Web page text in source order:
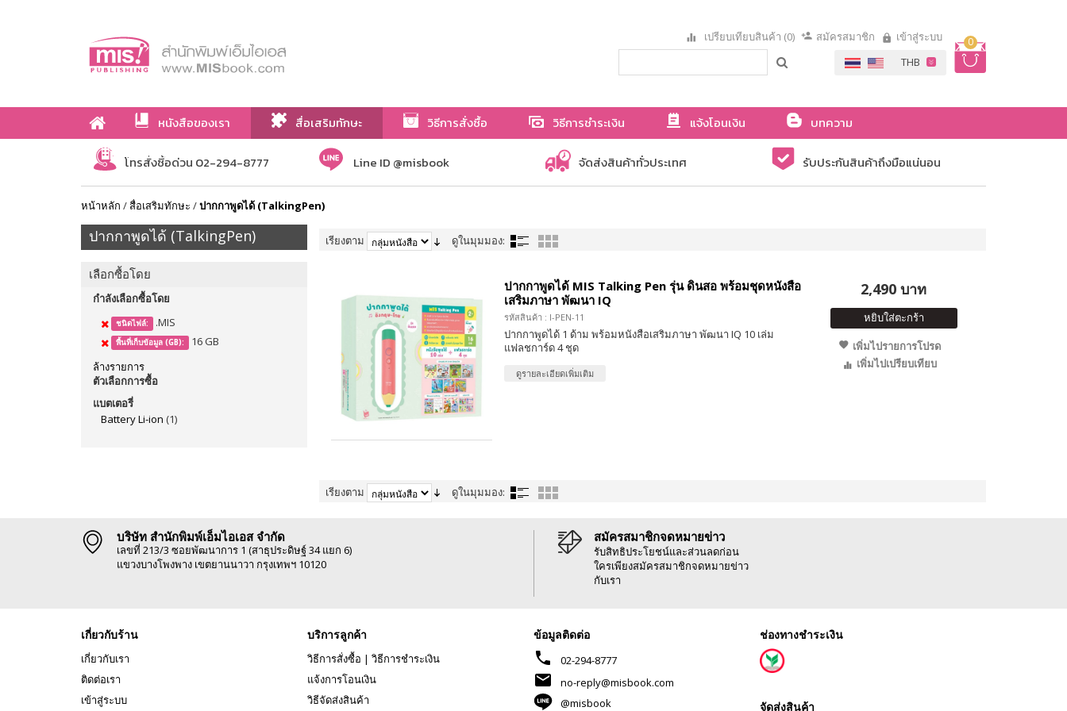
0
เปรียบเทียบสินค้า (0) สมัครสมาชิก เข้าสู่ระบบ
หนังสือของเรา สื่อเสริมทักษะ วิธีการสั่งซื้อ วิธีการชำระเงิน แจ้งโอนเงิน
บทความ
เกี่ยวกับเรา
โทรสั่งซื้อด่วน 02-294-8777 Line ID @misbook จัดส่งสินค้าทั่วประเทศ รับประกันสินค้าถึงมือแน่นอน
หน้าหลัก /สื่อเสริมทักษะ /ปากกาพูดได้ (TalkingPen)
ปากกาพูดได้ (TalkingPen)
เลือกซื้อโดย
กำลังเลือกซื้อโดย
ชนิดไฟล์: .MIS
พื้นที่เก็บข้อมูล (GB):
16 GB
ล้างรายการ
ตัวเลือกการซื้อ
แบตเตอรี่
Battery Li-ion (1)
เรียงตาม ดูในมุมมอง:
ปากกาพูดได้ MIS Talking Pen รุ่น ดินสอ พร้อมชุดหนังสือ
เสริมภาษา พัฒนา IQ
รหัสสินค้า : I-PEN-11
ปากกาพูดได้ 1 ด้าม พร้อมหนังสือเสริมภาษา พัฒนา IQ 10 เล่ม
แฟลชการ์ด 4 ชุด
ดูรายละเอียดเพิ่มเติม
2,490 บาท
หยิบใส่ตะกร้า
เพิ่มไปรายการโปรด
เพิ่มไปเปรียบเทียบ
เรียงตาม ดูในมุมมอง:
บริษัท สำนักพิมพ์เอ็มไอเอส จำกัด
เลขที่ 213/3 ซอยพัฒนาการ 1 (สาธุประดิษฐ์ 34 แยก 6)
แขวงบางโพงพาง เขตยานนาวา กรุงเทพฯ 10120
สมัครสมาชิกจดหมายข่าว
รับสิทธิประโยชน์และส่วนลดก่อน
ใครเพียงสมัครสมาชิกจดหมายข่าว
กับเรา
เกี่ยวกับร้าน
เกี่ยวกับเรา
ติดต่อเรา
เข้าสู่ระบบ
บริการลูกค้า
วิธีการสั่งซื้อ | วิธีการชำระเงิน
แจ้งการโอนเงิน
วิธีจัดส่งสินค้า
ข้อมูลติดต่อ
phone 02-294-8777
mail
no-reply@misbook.com
@misbook
ช่องทางชำระเงิน
จัดส่งสินค้า